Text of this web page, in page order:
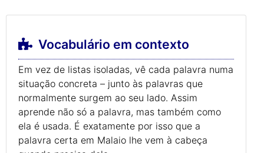
Vocabulário em contexto
Em vez de listas isoladas, vê cada palavra numa
situação concreta – junto às palavras que
normalmente surgem ao seu lado. Assim
aprende não só a palavra, mas também como
ela é usada. É exatamente por isso que a
palavra certa em Malaio lhe vem à cabeça